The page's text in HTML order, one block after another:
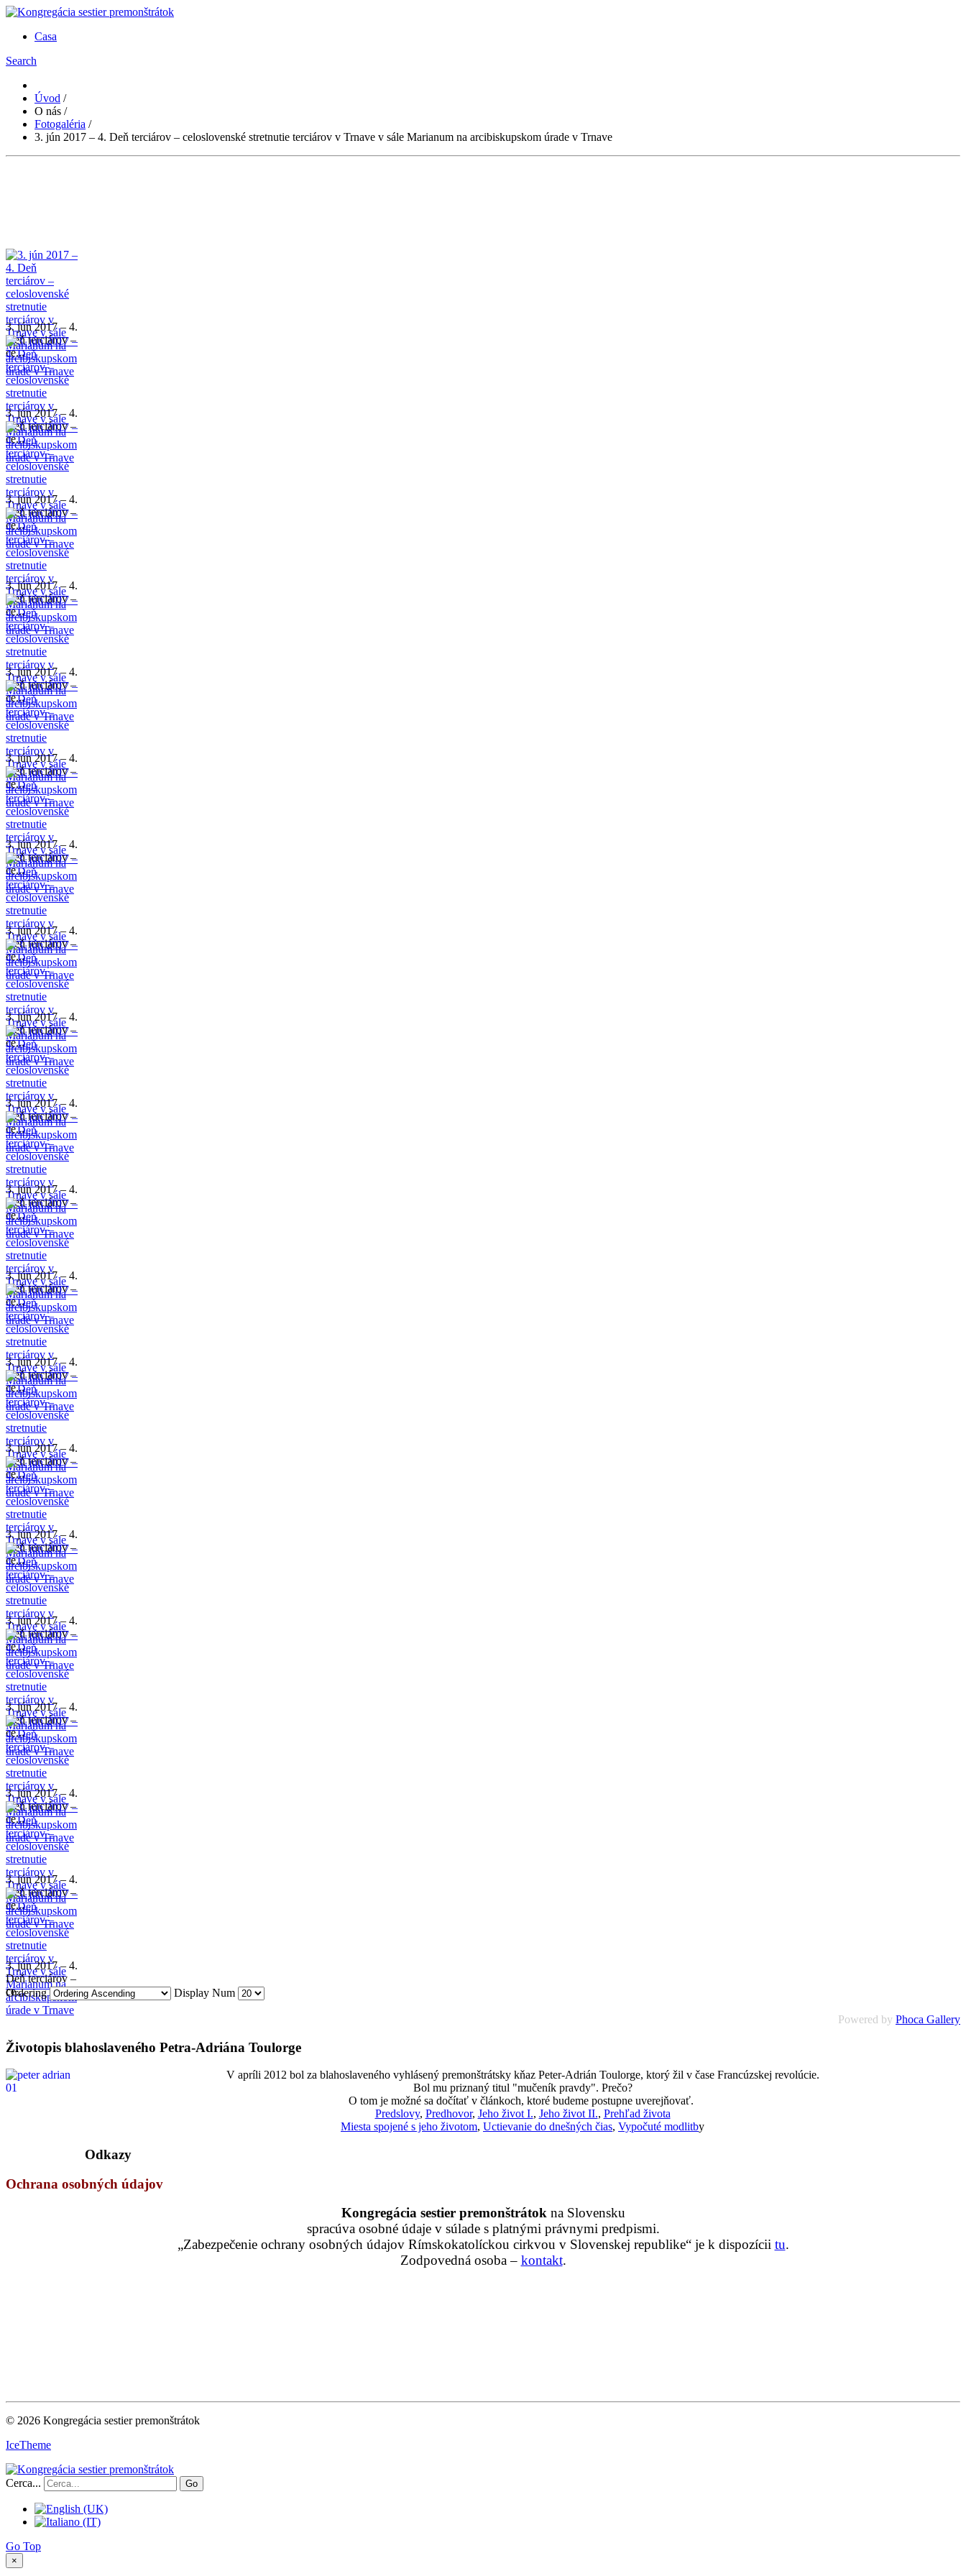
Casa
Search
Úvod /
O nás /
Fotogaléria /
3. jún 2017 – 4. Deň terciárov – celoslovenské stretnutie terciárov v Trnave v sále Marianum na arcibiskupskom úrade v Trnave
3. jún 2017 – 4.
Deň terciárov –
ce...
3. jún 2017 – 4.
Deň terciárov –
ce...
3. jún 2017 – 4.
Deň terciárov –
ce...
3. jún 2017 – 4.
Deň terciárov –
ce...
3. jún 2017 – 4.
Deň terciárov –
ce...
3. jún 2017 – 4.
Deň terciárov –
ce...
3. jún 2017 – 4.
Deň terciárov –
ce...
3. jún 2017 – 4.
Deň terciárov –
ce...
3. jún 2017 – 4.
Deň terciárov –
ce...
3. jún 2017 – 4.
Deň terciárov –
ce...
3. jún 2017 – 4.
Deň terciárov –
ce...
3. jún 2017 – 4.
Deň terciárov –
ce...
3. jún 2017 – 4.
Deň terciárov –
ce...
3. jún 2017 – 4.
Deň terciárov –
ce...
3. jún 2017 – 4.
Deň terciárov –
ce...
3. jún 2017 – 4.
Deň terciárov –
ce...
3. jún 2017 – 4.
Deň terciárov –
ce...
3. jún 2017 – 4.
Deň terciárov –
ce...
3. jún 2017 – 4.
Deň terciárov –
ce...
3. jún 2017 – 4.
Deň terciárov –
ce...
Ordering Display Num
Powered by Phoca Gallery
Životopis blahoslaveného Petra-Adriána Toulorge
V apríli 2012 bol za blahoslaveného vyhlásený premonštrátsky kňaz Peter-Adrián Toulorge, ktorý žil v čase Francúzskej revolúcie.
Bol mu priznaný titul "mučeník pravdy". Prečo?
O tom je možné sa dočítať v článkoch, ktoré budeme postupne uverejňovať.
Predslovy, Predhovor, Jeho život I., Jeho život II., Prehľad života
Miesta spojené s jeho životom, Uctievanie do dnešných čias, Vypočuté modlitby
Odkazy
Ochrana osobných údajov
Kongregácia sestier premonštrátok na Slovensku
spracúva osobné údaje v súlade s platnými právnymi predpismi.
„Zabezpečenie ochrany osobných údajov Rímskokatolíckou cirkvou v Slovenskej republike“ je k dispozícii tu.
Zodpovedná osoba – kontakt.
© 2026 Kongregácia sestier premonštrátok
IceTheme
Cerca... Go
Go Top
×